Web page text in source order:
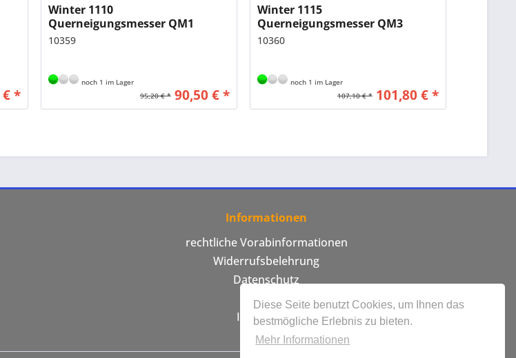
Diese Seite benutzt Cookies, um Ihnen das
bestmögliche Erlebnis zu bieten.
Mehr Informationen
€ *
Winter 1110
Querneigungsmesser QM1
10359
noch 1 im Lager
95,20 € * 90,50 € *
Winter 1115
Querneigungsmesser QM3
10360
noch 1 im Lager
107,10 € * 101,80 € *
Informationen
rechtliche Vorabinformationen
Widerrufsbelehrung
Datenschutz
AGB
Impressum